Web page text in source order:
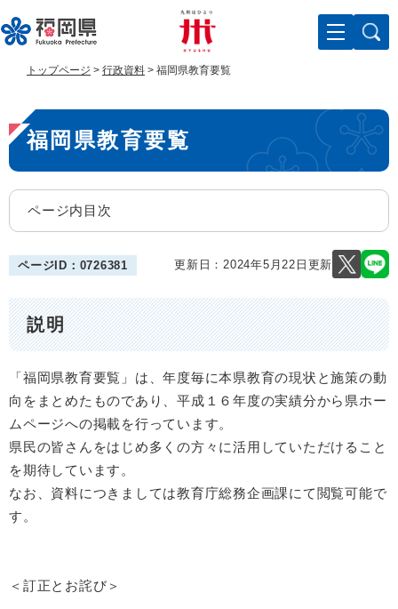
ー
ジ
で
す
ニ
ュ
ば
し
文
トップページ > 行政資料 > 福岡県教育要覧
本
文
福岡県教育要覧
ページ内目次
ページID：0726381 更新日：2024年5月22日更新
説明
「福岡県教育要覧」は、年度毎に本県教育の現状と施策の動
向をまとめたものであり、平成１６年度の実績分から県ホー
ムページへの掲載を行っています。
県民の皆さんをはじめ多くの方々に活用していただけること
を期待しています。
なお、資料につきましては教育庁総務企画課にて閲覧可能で
す。
＜訂正とお詫び＞